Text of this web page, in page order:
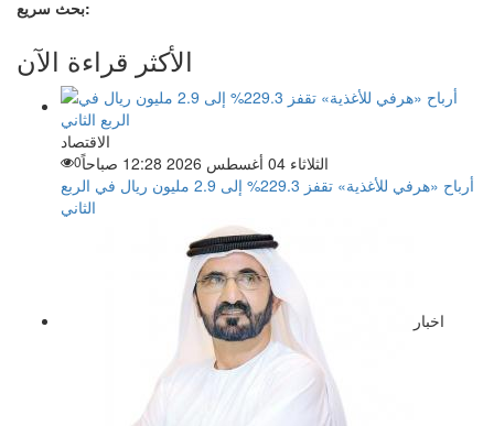
بحث سريع:
الأكثر قراءة الآن
الاقتصاد
الثلاثاء 04 أغسطس 2026 12:28 صباحاً
0
أرباح «هرفي للأغذية» تقفز 229.3% إلى 2.9 مليون ريال في الربع
الثاني
اخبار